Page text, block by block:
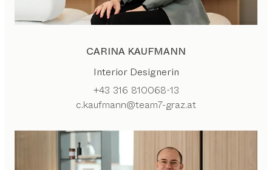
CARINA KAUFMANN
Interior Designerin
+43 316 810068-13
c.kaufmann@team7-graz.at